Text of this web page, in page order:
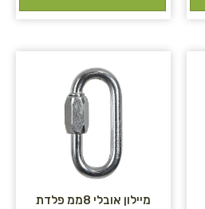
מיילון אובלי 8ממ פלדת